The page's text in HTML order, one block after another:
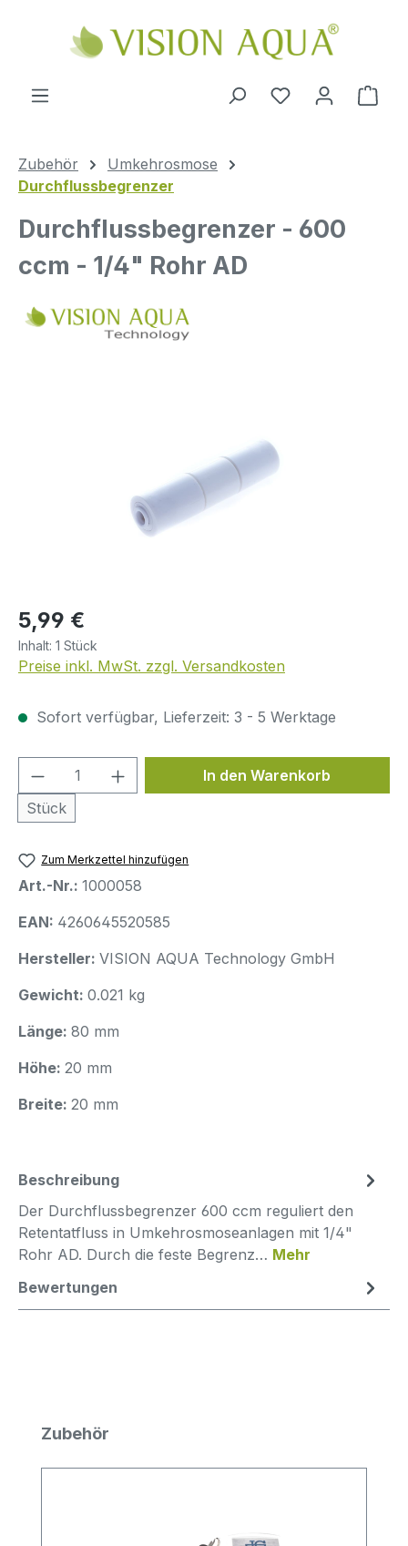
Zum Hauptinhalt springen
Zubehör
Umkehrosmose
Durchflussbegrenzer
Durchflussbegrenzer - 600
ccm - 1/4" Rohr AD
Regulärer Preis:
5,99 €
Inhalt: 1 Stück
Preise inkl. MwSt. zzgl. Versandkosten
Sofort verfügbar, Lieferzeit: 3 - 5 Werktage
Produkt Anzahl: Gib den
Stück
In den Warenkorb
Zum Merkzettel hinzufügen
Art.-Nr.: 1000058
EAN: 4260645520585
Hersteller: VISION AQUA Technology GmbH
Gewicht: 0.021 kg
Länge: 80 mm
Höhe: 20 mm
Breite: 20 mm
Beschreibung
Der Durchflussbegrenzer 600 ccm reguliert den
Retentatfluss in Umkehrosmoseanlagen mit 1/4"
Rohr AD. Durch die feste Begrenz… Mehr
Bewertungen
Produktgalerie überspringen
Zubehör